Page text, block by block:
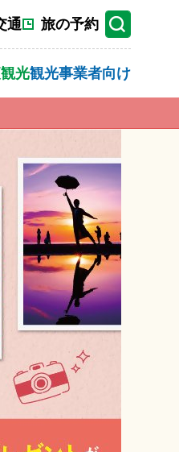
通 旅の予約
光観光事業者向け